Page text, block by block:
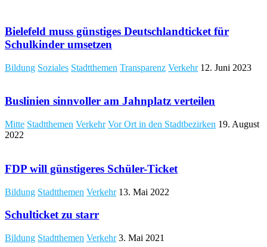
Bielefeld muss günstiges Deutschlandticket für
Schulkinder umsetzen
Bildung Soziales Stadtthemen Transparenz Verkehr 12. Juni 2023
Buslinien sinnvoller am Jahnplatz verteilen
Mitte Stadtthemen Verkehr Vor Ort in den Stadtbezirken 19. August
2022
FDP will günstigeres Schüler-Ticket
Bildung Stadtthemen Verkehr 13. Mai 2022
Schulticket zu starr
Bildung Stadtthemen Verkehr 3. Mai 2021